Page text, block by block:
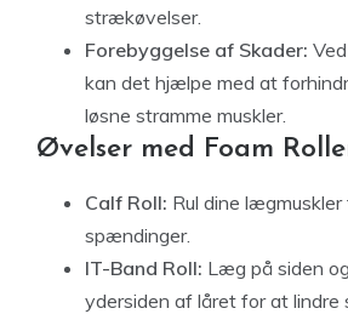
strækøvelser.
Forebyggelse af Skader:
kan det hjælpe med at
løsne stramme muskler.
Øvelser med Foam
Calf Roll: Rul dine
spændinger.
IT-Band Roll: Læg på siden
ydersiden af låret for at lindre